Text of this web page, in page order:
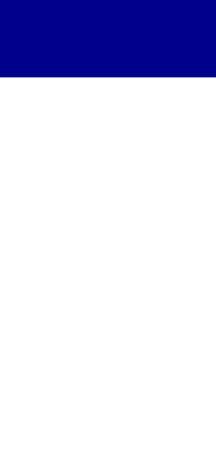
Zur Hauptnavigation